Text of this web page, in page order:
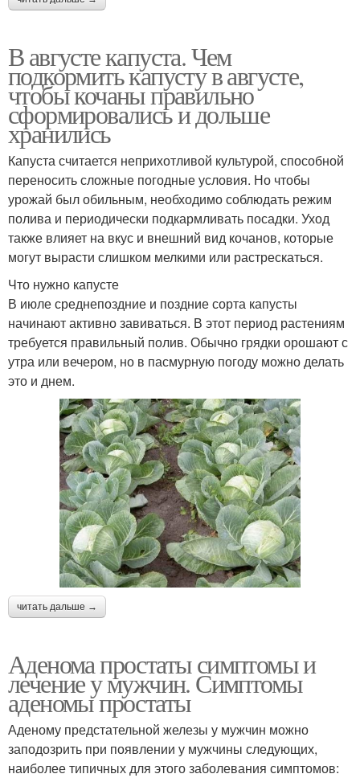
В августе капуста. Чем
подкормить капусту в августе,
чтобы кочаны правильно
сформировались и дольше
хранились
Капуста считается неприхотливой культурой, способной
переносить сложные погодные условия. Но чтобы
урожай был обильным, необходимо соблюдать режим
полива и периодически подкармливать посадки. Уход
также влияет на вкус и внешний вид кочанов, которые
могут вырасти слишком мелкими или растрескаться.
Что нужно капусте
В июле среднепоздние и поздние сорта капусты
начинают активно завиваться. В этот период растениям
требуется правильный полив. Обычно грядки орошают с
утра или вечером, но в пасмурную погоду можно делать
это и днем.
читать дальше →
Аденома простаты симптомы и
лечение у мужчин. Симптомы
аденомы простаты
Аденому предстательной железы у мужчин можно
заподозрить при появлении у мужчины следующих,
наиболее типичных для этого заболевания симптомов: